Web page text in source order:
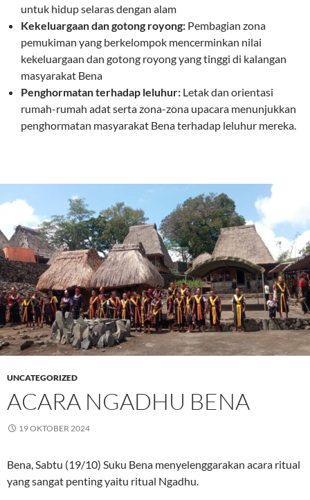
untuk hidup selaras dengan alam
Kekeluargaan dan gotong royong: Pembagian zona
pemukiman yang berkelompok mencerminkan nilai
kekeluargaan dan gotong royong yang tinggi di kalangan
masyarakat Bena
Penghormatan terhadap leluhur: Letak dan orientasi
rumah-rumah adat serta zona-zona upacara menunjukkan
penghormatan masyarakat Bena terhadap leluhur mereka.
UNCATEGORIZED
ACARA NGADHU BENA
19 OKTOBER 2024
Bena, Sabtu (19/10) Suku Bena menyelenggarakan acara ritual
yang sangat penting yaitu ritual Ngadhu.